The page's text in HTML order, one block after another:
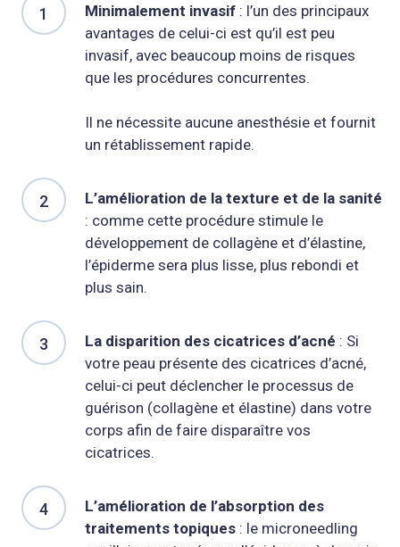
Minimalement invasif : l’un des principaux
avantages de celui-ci est qu’il est peu
invasif, avec beaucoup moins de risques
que les procédures concurrentes.
Il ne nécessite aucune anesthésie et fournit
un rétablissement rapide.
L’amélioration de la texture et de la sanité
: comme cette procédure stimule le
développement de collagène et d’élastine,
l’épiderme sera plus lisse, plus rebondi et
plus sain.
La disparition des cicatrices d’acné : Si
votre peau présente des cicatrices d’acné,
celui-ci peut déclencher le processus de
guérison (collagène et élastine) dans votre
corps afin de faire disparaître vos
cicatrices.
L’amélioration de l’absorption des
traitements topiques : le microneedling